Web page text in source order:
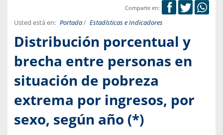
Comparte en:
Usted está en: Portada/ Estadísticas e Indicadores
Distribución porcentual y
brecha entre personas en
situación de pobreza
extrema por ingresos, por
sexo, según año (*)